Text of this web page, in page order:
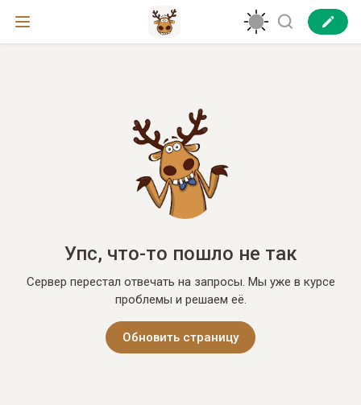
Упс, что-то пошло не так
Сервер перестал отвечать на запросы. Мы уже в курсе
проблемы и решаем её.
Обновить страницу